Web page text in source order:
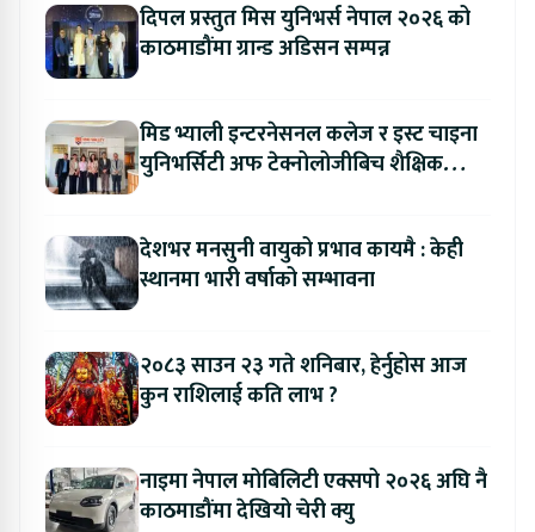
दिपल प्रस्तुत मिस युनिभर्स नेपाल २०२६ को
काठमाडौंमा ग्रान्ड अडिसन सम्पन्न
मिड भ्याली इन्टरनेसनल कलेज र इस्ट चाइना
युनिभर्सिटी अफ टेक्नोलोजीबिच शैक्षिक
देशभर मनसुनी वायुको प्रभाव कायमै : केही
स्थानमा भारी वर्षाको सम्भावना
२०८३ साउन २३ गते शनिबार, हेर्नुहोस आज
कुन राशिलाई कति लाभ ?
नाइमा नेपाल मोबिलिटी एक्सपो २०२६ अघि नै
काठमाडौंमा देखियो चेरी क्यु